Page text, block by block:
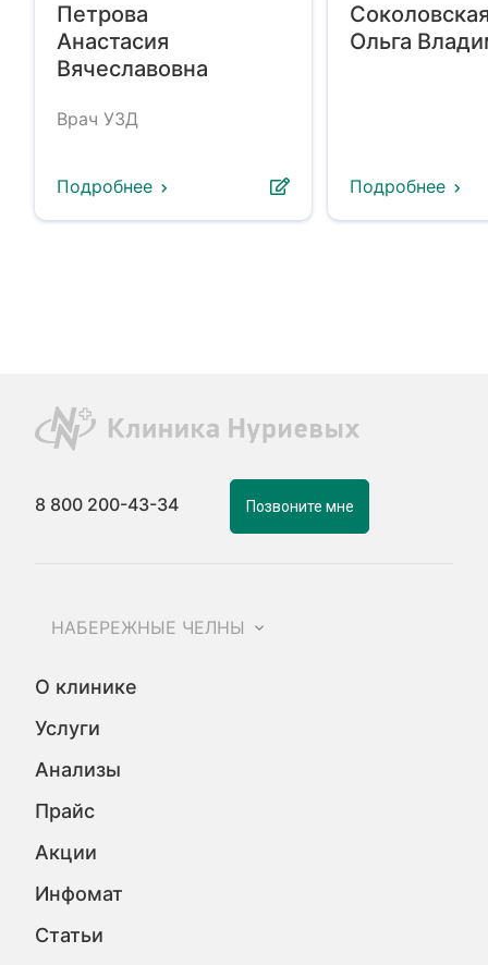
Петрова
Анастасия
Вячеславовна
Врач УЗД
Подробнее
Ольга
Подробнее
8 800 200-43-34 Позвоните мне
НАБЕРЕЖНЫЕ ЧЕЛНЫ
О клинике
Услуги
Анализы
Прайс
Акции
Инфомат
Статьи